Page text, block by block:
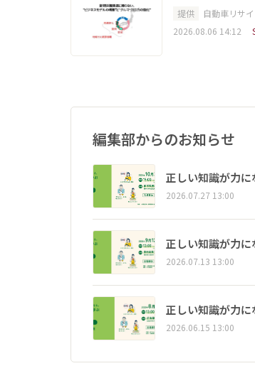
提供
自動車リサ
2026.08.06 14:12
編集部からのお知らせ
正しい知識が力
2026.07.27 13:00
正しい知識が力
2026.07.13 13:00
正しい知識が力
2026.06.15 13:00